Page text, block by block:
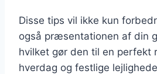
Disse tips vil ikke kun
også præsentationen af din
hvilket gør den til en perfekt
hverdag og festlige